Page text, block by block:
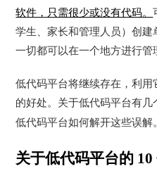
软件，只需很少或没有代码。
学生、家长和管理人员）创
一切都可以在一个地方进行管
低代码平台将继续存在，利
的好处。关于低代码平台有几
低代码平台如何解开这些误解。
关于低代码平台的 10